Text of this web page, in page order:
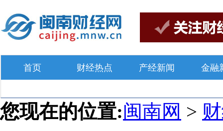
首页 财经热点 产经新闻 金融
您现在的位置:闽南网 >